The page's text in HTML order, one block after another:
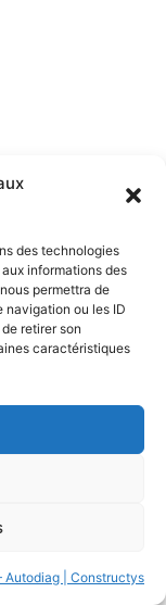
des technologies
informations des
permettra de
navigation ou les ID
retirer son
caractéristiques
Autodiag | Constructys